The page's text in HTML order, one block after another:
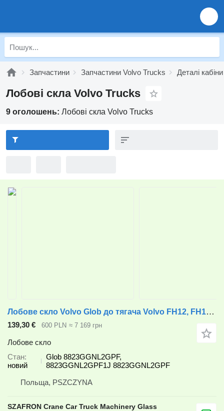
Запчастини Запчастини Volvo Trucks Деталі
Лобові скла Volvo Trucks
9 оголошень: Лобові скла Volvo Trucks
Лобове скло Volvo Glob до тягача Volvo FH12, FH13, FM
139,30 € 600 PLN ≈ 7 169 грн
Лобове скло
Стан
новий
Glob 8823GGNL2GPF,
8823GGNL2GPF1J 8823GGNL2GPF
Польща, PSZCZYNA
SZAFRON Crane Car Truck Machinery Glass